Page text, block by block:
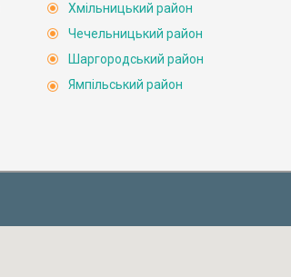
Хмільницький район
Чечельницький район
Шаргородський район
Ямпільський район